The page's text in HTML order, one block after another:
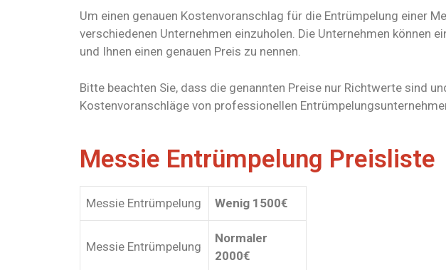
Um einen genauen Kostenvoranschlag für die Entrümpelung einer
verschiedenen Unternehmen einzuholen. Die Unternehmen können
und Ihnen einen genauen Preis zu nennen.
Bitte beachten Sie, dass die genannten Preise nur Richtwerte sind
Kostenvoranschläge von professionellen
Messie Entrümpelung Preisliste
Messie Entrümpelung Wenig 1500€
Messie Entrümpelung
Normaler
2000€